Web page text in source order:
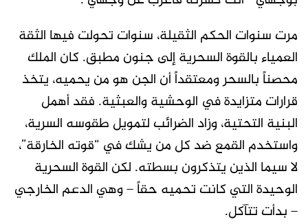
مرت سنوات الحكم الثقيلة، سنوات تحولت فيها الثقة
العمياء بالقوة السحرية إلى جنون مطبق. كان الملك
محصناً بالسحر ومعتقداً أن الجن هو من يحميه، يتخذ
قرارات متزايدة في الوحشية والعبثية. فقد أهمل
البنية التحتية، وزاد الضرائب لتمويل طقوسه السرية،
واستخدم القمع ضد كل من يشك في “قوته الخارقة”،
لا سيما الذين يتذكرون بسطته. لكن القوة السحرية
الوحيدة التي كانت تحميه حقاً – وهي الدعم الخارجي
– بدأت تتآكل.